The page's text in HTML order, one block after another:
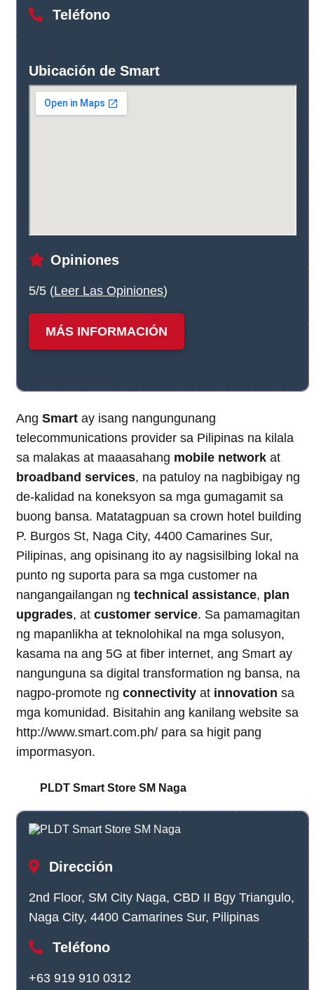
Teléfono
Ubicación de Smart
Opiniones
5/5 (Leer Las Opiniones)
MÁS INFORMACIÓN
Ang Smart ay isang nangungunang
telecommunications provider sa Pilipinas na kilala
sa malakas at maaasahang mobile network at
broadband services, na patuloy na nagbibigay ng
de-kalidad na koneksyon sa mga gumagamit sa
buong bansa. Matatagpuan sa crown hotel building
P. Burgos St, Naga City, 4400 Camarines Sur,
Pilipinas, ang opisinang ito ay nagsisilbing lokal na
punto ng suporta para sa mga customer na
nangangailangan ng technical assistance, plan
upgrades, at customer service. Sa pamamagitan
ng mapanlikha at teknolohikal na mga solusyon,
kasama na ang 5G at fiber internet, ang Smart ay
nangunguna sa digital transformation ng bansa, na
nagpo-promote ng connectivity at innovation sa
mga komunidad. Bisitahin ang kanilang website sa
http://www.smart.com.ph/ para sa higit pang
impormasyon.
PLDT Smart Store SM Naga
Dirección
2nd Floor, SM City Naga, CBD II Bgy Triangulo,
Naga City, 4400 Camarines Sur, Pilipinas
Teléfono
+63 919 910 0312